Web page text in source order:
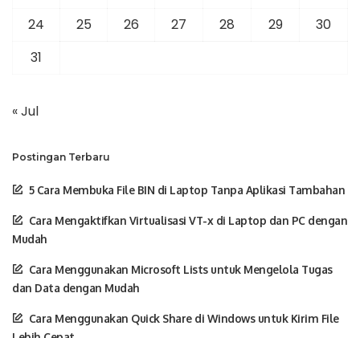
24
25 26 27 28 29
30
31
« Jul
Postingan Terbaru
5 Cara Membuka File BIN di Laptop Tanpa Aplikasi Tambahan
Cara Mengaktifkan Virtualisasi VT-x di Laptop dan PC dengan
Mudah
Cara Menggunakan Microsoft Lists untuk Mengelola Tugas
dan Data dengan Mudah
Cara Menggunakan Quick Share di Windows untuk Kirim File